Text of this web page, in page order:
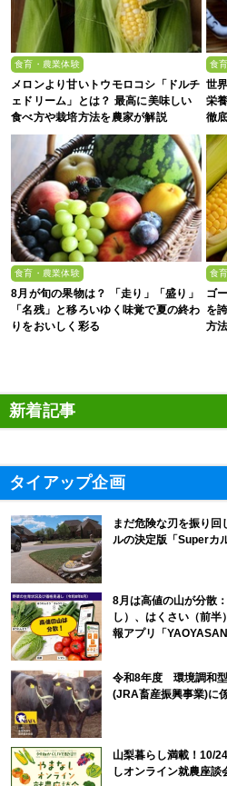
食育・農業体験
メロンより甘いトウモロコシ「ドルチ
ェドリーム」とは？ 最高に美味しい
食べ方や栽培方法を農家が解説
食
世
栄
徹
食育・農業体験
8月が旬の果物は？ 「走り」「盛り」
「名残」と移ろいゆく味覚で夏の終わ
りをおいしく彩る
食
ゴ
を
方
新着記事
タイアップ企画
まだ危険な刃を振り回
ルの決定版「Superカ
8月は高値の山が分散
し）、はくさい（前半
報アプリ「YAOYASAN
令和8年度 環境調和
(JRA畜産振興事業)に
山梨暮らし満載！10/
しオンライン就農座談